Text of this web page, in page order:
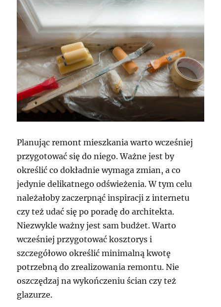
Planując remont mieszkania warto wcześniej
przygotować się do niego. Ważne jest by
określić co dokładnie wymaga zmian, a co
jedynie delikatnego odświeżenia. W tym celu
należałoby zaczerpnąć inspiracji z internetu
czy też udać się po poradę do architekta.
Niezwykle ważny jest sam budżet. Warto
wcześniej przygotować kosztorys i
szczegółowo określić minimalną kwotę
potrzebną do zrealizowania remontu. Nie
oszczędzaj na wykończeniu ścian czy też
glazurze.